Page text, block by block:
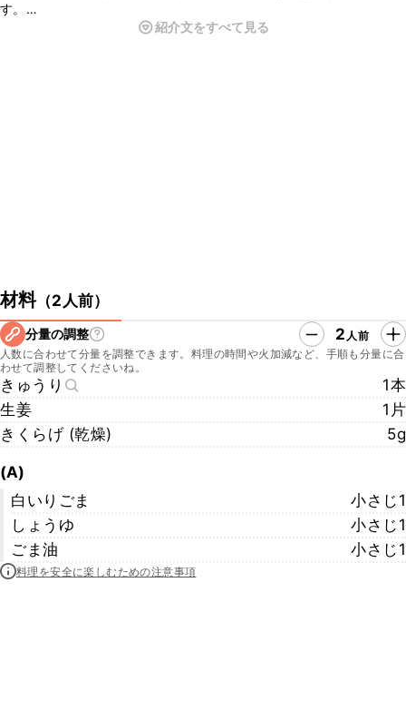
す。
コリコリ食感のきくらげと、みずみずしいきゅうりが美味しく召し上
紹介文をすべて見る
材料（2人前）
分量の調整 2 人前
人数に合わせて分量を調整できます。料理の時間や火加減など、手順も分量に合
わせて調整してくださいね。
きゅうり
1本
生姜
1片
きくらげ (乾燥)
5g
(A)
白いりごま
小さじ1
しょうゆ
小さじ1
ごま油
小さじ1
料理を安全に楽しむための注意事項